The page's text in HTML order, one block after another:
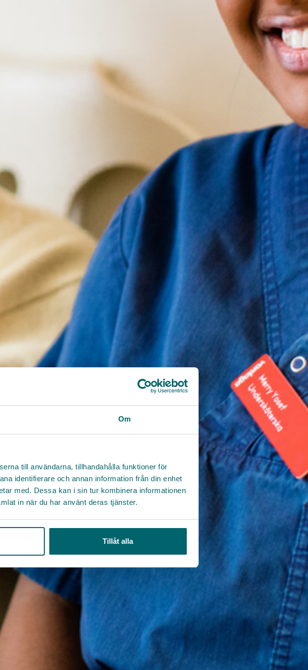
Om
till användarna, tillhandahålla funktioner för
identifierare och annan information från din enhet
med. Dessa kan i sin tur kombinera informationen
in när du har använt deras tjänster.
Tillåt alla